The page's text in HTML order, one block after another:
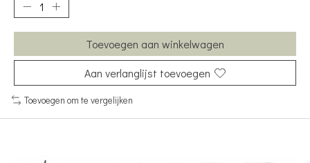
Toevoegen aan winkelwagen
Aan verlanglijst toevoegen
Toevoegen om te vergelijken